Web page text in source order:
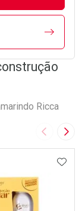
Ricca
Imagem
FAVORITOS